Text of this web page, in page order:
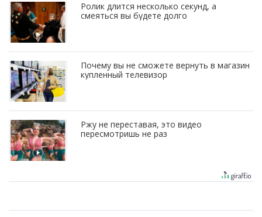
Ролик длится несколько секунд, а
смеяться вы будете долго
Почему вы не сможете вернуть в магазин
купленный телевизор
Ржу не переставая, это видео
пересмотришь не раз